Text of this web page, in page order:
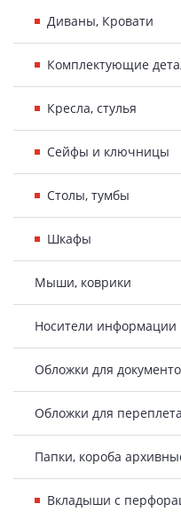
Диваны, Кровати
Комплектующие
Кресла, стулья
Сейфы и ключницы
Столы, тумбы
Шкафы
Мыши, коврики
Носители информации
Обложки для
Обложки для
Папки, короба
Вкладыши с